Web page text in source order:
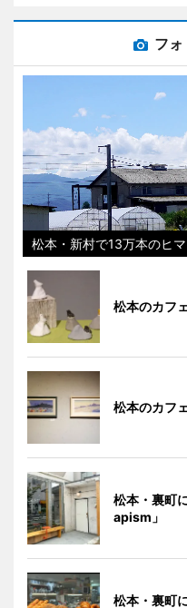
フ
松本・新村で13万本のヒ
松本のカフ
松本のカフ
松本・裏町
apism」
松本・裏町